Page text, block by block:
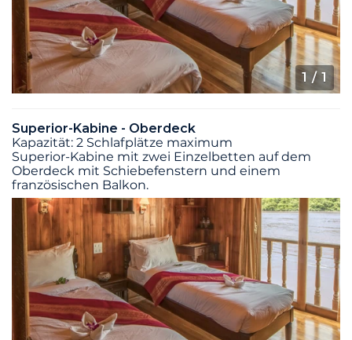
1 / 1
Superior-Kabine - Oberdeck
Kapazität: 2 Schlafplätze maximum
Superior-Kabine mit zwei Einzelbetten auf dem
Oberdeck mit Schiebefenstern und einem
französischen Balkon.